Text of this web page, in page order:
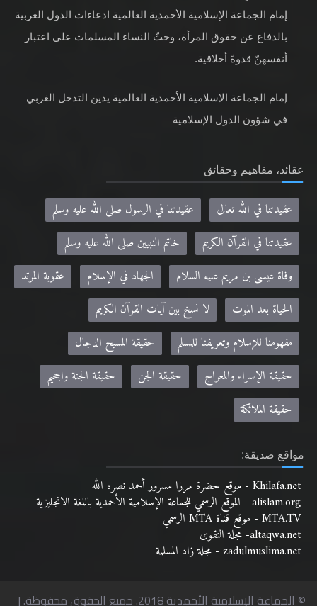
إمام الجماعة الإسلامية الأحمدية العالمية ادعاءات الدول الغربية
بالدفاع عن حقوق المرأة، وحثّ النساء المسلمات على اعتبار
أنفسهنّ قدوةً أخلاقية.
إمام الجماعة الإسلامية الأحمدية العالمية يدين التدخل الغربي
في شؤون الدول الإسلامية
عقائد، مفاهيم وحقائق
عقيدتنا في الله تعالى
عقيدتنا في الرسول صلى الله عليه وسلم
عقيدتنا في القرآن الكريم
خاتم النبيين صلى الله عليه وسلم
وفاة عيسى بن مريم عليه السلام
الجهاد في الإسلام
عقوبة المرتد
الحياة بعد الموت
لا نسخ بين آيات القرآن الكريم
مفهومنا للإسلام وتعريفنا للمسلم
حقيقة المسيح الدجال
حقيقة الإسراء والمعراج
حقيقة الجن
حقيقة الجنة والجحيم
حقيقة الملائكة
مواقع صديقة:
Khilafa.net - موقع حضرة مرزا مسرور أحمد نصره الله
alislam.org - الموقع الرسمي للجماعة الإسلامية الأحمدية باللغة الانجليزية
MTA.TV - موقع قناة MTA الرسمي
altaqwa.net- مجلة التقوى
zadulmuslima.net - مجلة زاد المسلمة
© الجماعة الإسلامية الأحمدية 2018. جميع الحقوق محفوظة. |